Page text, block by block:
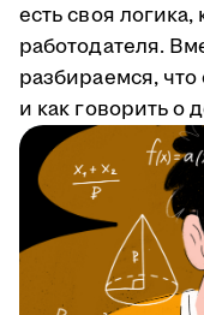
есть своя
работодателя.
разбираемся, что
и как говорить о